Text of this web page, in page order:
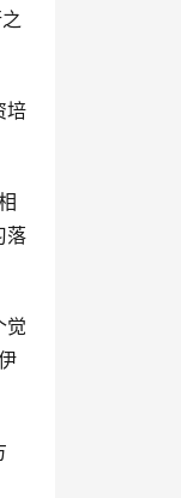
培
落
觉